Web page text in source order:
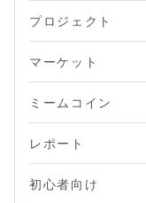
プロジェクト
マーケット
ミームコイン
レポート
初心者向け